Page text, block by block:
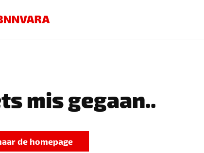
mis gegaan..
de homepage